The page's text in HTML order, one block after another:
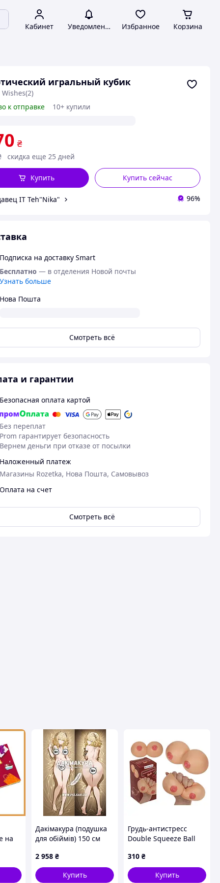
Кабинет Уведомления Избранное Корзина
игральный кубик
к отправке
10+ купили
₴
скидка еще 25 дней
Купить сейчас
Купить
IT Teh"Nika" 96%
Подписка на доставку Smart
Бесплатно — в отделения Новой почты
Узнать больше
Нова Пошта
Смотреть всё
и гарантии
Безопасная оплата картой
Без переплат
Prom гарантирует безопасность
Вернем деньги при отказе от посылки
Наложенный платеж
Магазины Rozetka, Нова Пошта, Самовывоз
Оплата на счет
Смотреть всё
на
Дакімакура (подушка
для обіймів) 150 см
Рейл» tape 1
2 958 ₴
Купить
Грудь-антистресс
Double Squeeze Ball
310 ₴
Купить